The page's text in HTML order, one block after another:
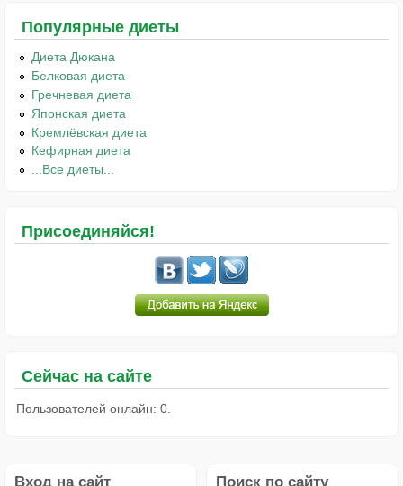
Популярные диеты
Диета Дюкана
Белковая диета
Гречневая диета
Японская диета
Кремлёвская диета
Кефирная диета
...Все диеты...
Присоединяйся!
Сейчас на сайте
Пользователей онлайн: 0.
Вход на сайт Поиск по сайту